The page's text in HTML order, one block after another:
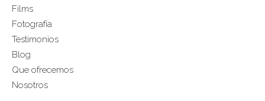
Films
Fotografía
Testimonios
Blog
Que ofrecemos
Nosotros